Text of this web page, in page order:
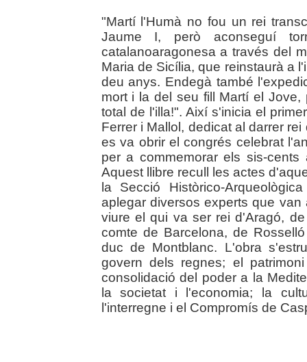
"Martí l'Humà no fou un rei
Jaume I, però aconseguí
catalanoaragonesa a través del
Maria de Sicília, que reinstaurà a
deu anys. Endegà també
mort i la del seu fill Martí el
total de l'illa!". Així s'inicia el
Ferrer i Mallol, dedicat al darrer
es va obrir el congrés celebrat
per a commemorar els sis-
Aquest llibre recull les actes
la Secció Històrico-
aplegar diversos experts que
viure el qui va ser rei d'Aragó,
comte de Barcelona, de
duc de Montblanc. L'obra
govern dels regnes; el
consolidació del poder a la
la societat i l'economia; la
l'interregne i el Compromís de